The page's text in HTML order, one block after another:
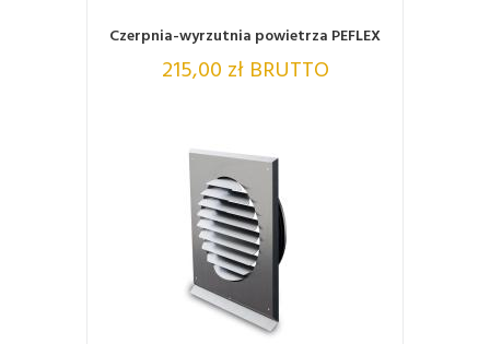
Czerpnia-wyrzutnia powietrza PEFLEX
215,00 zł BRUTTO